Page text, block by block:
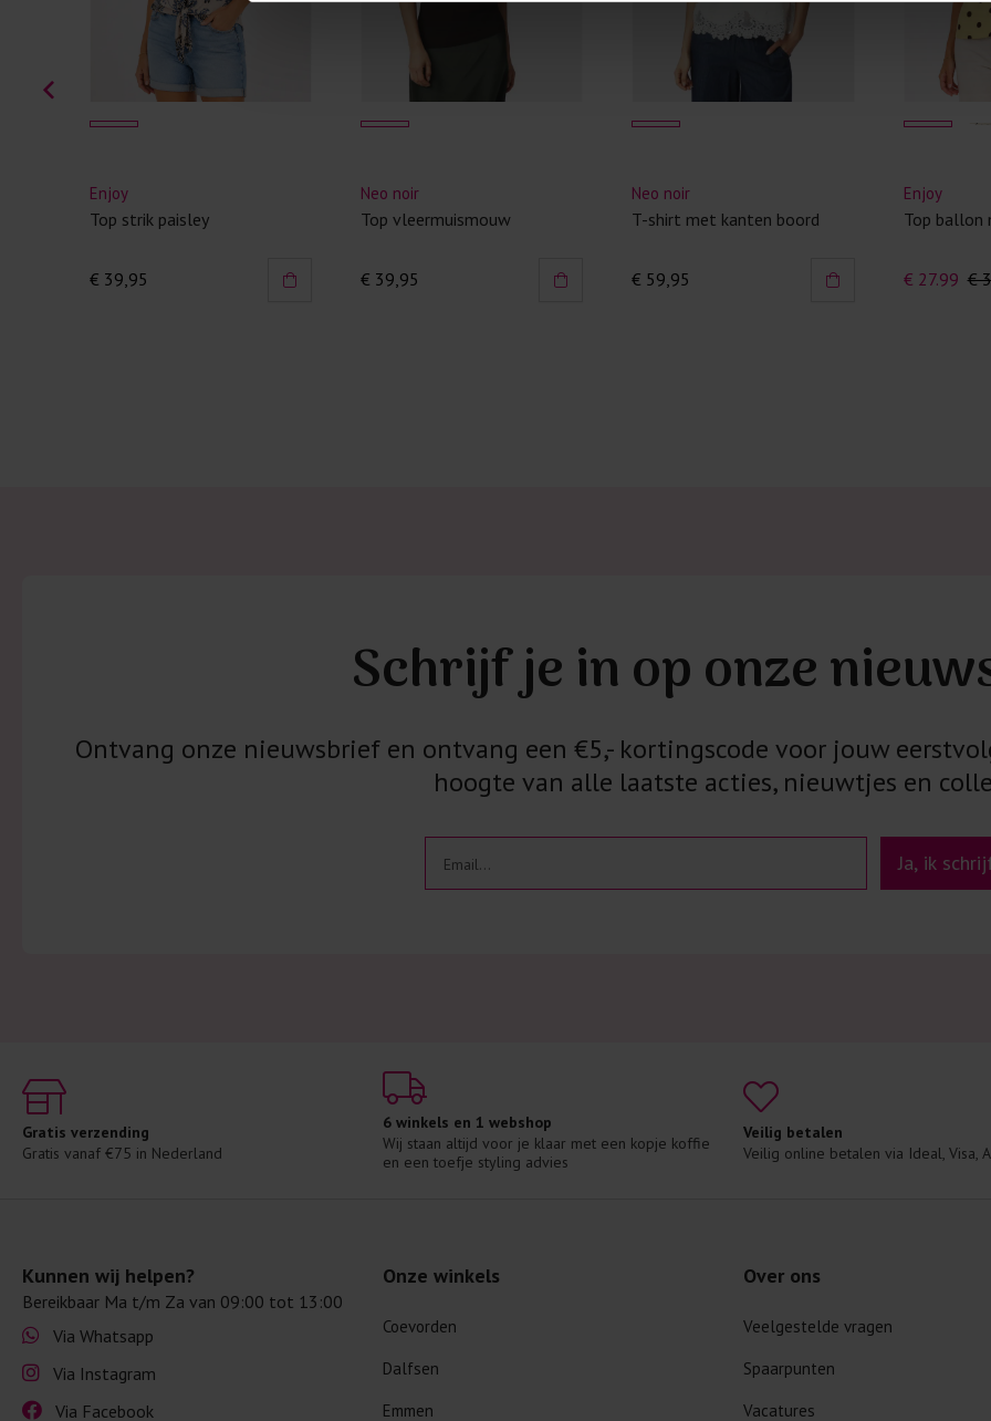
niet
Twijfels?
Enjoy
Top strik paisley
€ 39,95
Neo noir
Top vleermuismouw
€ 39,95
Neo noir
T-shirt met kanten boord
€ 59,95
Enjoy
Top ballon
€ 27.99 €
Schrijf je in op onze
Ontvang onze nieuwsbrief en ontvang een €5,- kortingscode voor jouw
hoogte van alle laatste acties, nieuwtjes en
Ja, ik
Gratis verzending
Gratis vanaf €75 in Nederland
6 winkels en 1 webshop
Wij staan altijd voor je klaar met een kopje koffie
en een toefje styling advies
Veilig betalen
Veilig online betalen via Ideal, Visa,
Kunnen wij helpen?
Bereikbaar Ma t/m Za van 09:00 tot 13:00
Via Whatsapp
Via Instagram
Via Facebook
Onze winkels
Coevorden
Dalfsen
Emmen
Over ons
Veelgestelde vragen
Spaarpunten
Vacatures